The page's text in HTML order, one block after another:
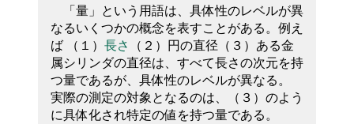
「量」という用語は、具体性のレベルが異
なるいくつかの概念を表すことがある。例え
ば （１） 長さ （２）円の直径（３）ある金
属シリンダの直径は、すべて長さの次元を持
つ量であるが、具体性のレベルが異なる。
実際の測定の対象となるのは、（３）のよう
に具体化され特定の値を持つ量である。